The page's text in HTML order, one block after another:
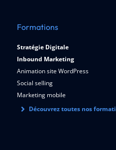
Formations
Stratégie Digitale
Inbound Marketing
Animation site WordPress
Social selling
Marketing mobile
Découvrez toutes nos